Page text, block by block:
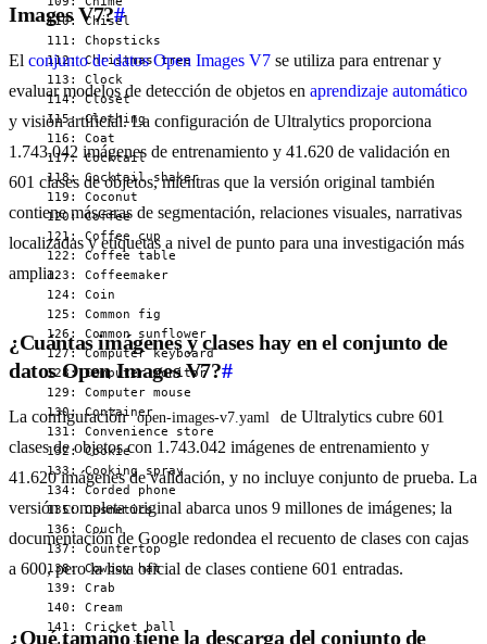
Images V7?#
El conjunto de datos Open Images V7 se utiliza para entrenar y
evaluar modelos de detección de objetos en aprendizaje automático
y visión artificial. La configuración de Ultralytics proporciona
1.743.042 imágenes de entrenamiento y 41.620 de validación en
601 clases de objetos, mientras que la versión original también
contiene máscaras de segmentación, relaciones visuales, narrativas
localizadas y etiquetas a nivel de punto para una investigación más
amplia.
¿Cuántas imágenes y clases hay en el conjunto de
datos Open Images V7?#
La configuración open-images-v7.yaml
de Ultralytics cubre 601
clases de objetos con 1.743.042 imágenes de entrenamiento y
41.620 imágenes de validación, y no incluye conjunto de prueba. La
versión completa original abarca unos 9 millones de imágenes; la
documentación de Google redondea el recuento de clases con cajas
a 600, pero la lista oficial de clases contiene 601 entradas.
¿Qué tamaño tiene la descarga del conjunto de